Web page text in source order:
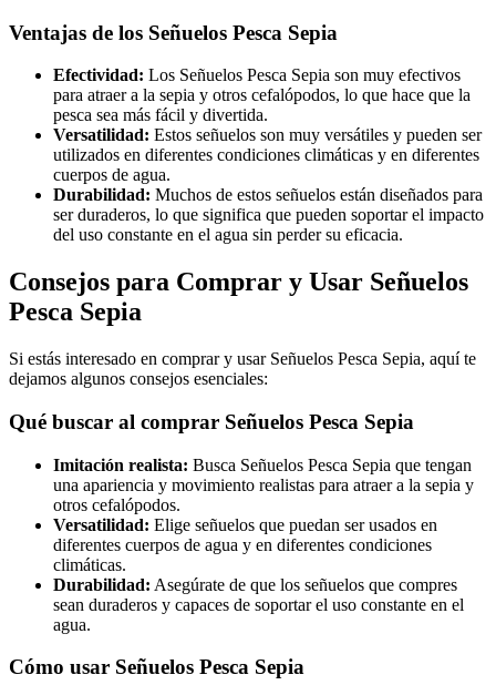
Ventajas de los Señuelos Pesca Sepia
Efectividad: Los Señuelos Pesca Sepia son muy efectivos
para atraer a la sepia y otros cefalópodos, lo que hace que la
pesca sea más fácil y divertida.
Versatilidad: Estos señuelos son muy versátiles y pueden ser
utilizados en diferentes condiciones climáticas y en diferentes
cuerpos de agua.
Durabilidad: Muchos de estos señuelos están diseñados para
ser duraderos, lo que significa que pueden soportar el impacto
del uso constante en el agua sin perder su eficacia.
Consejos para Comprar y Usar Señuelos
Pesca Sepia
Si estás interesado en comprar y usar Señuelos Pesca Sepia, aquí te
dejamos algunos consejos esenciales:
Qué buscar al comprar Señuelos Pesca Sepia
Imitación realista: Busca Señuelos Pesca Sepia que tengan
una apariencia y movimiento realistas para atraer a la sepia y
otros cefalópodos.
Versatilidad: Elige señuelos que puedan ser usados en
diferentes cuerpos de agua y en diferentes condiciones
climáticas.
Durabilidad: Asegúrate de que los señuelos que compres
sean duraderos y capaces de soportar el uso constante en el
agua.
Cómo usar Señuelos Pesca Sepia